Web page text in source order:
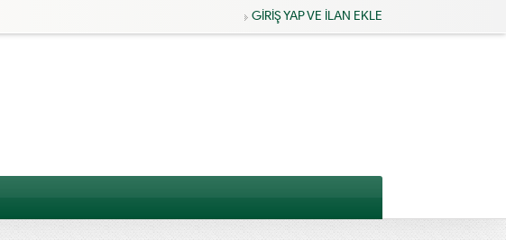
GİRİŞ YAP VE İLAN EKLE